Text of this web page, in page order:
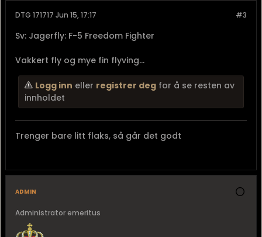
#3
DTG 171717 Jun 15, 17:17
Sv: Jagerfly: F-5 Freedom Fighter
Vakkert fly og mye fin flyving...
Logg inn eller registrer deg for å se resten av
innholdet
Trenger bare litt flaks, så går det godt
admin
Administrator emeritus